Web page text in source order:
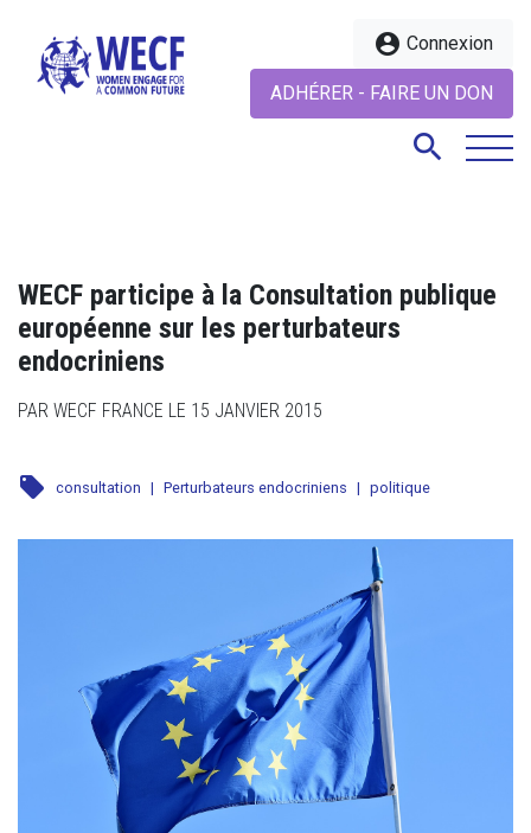
account_circle Connexion
ADHÉRER - FAIRE UN DON
search
search
WECF participe à la Consultation publique
européenne sur les perturbateurs
endocriniens
PAR WECF FRANCE LE 15 JANVIER 2015
local_offer consultation | Perturbateurs endocriniens | politique